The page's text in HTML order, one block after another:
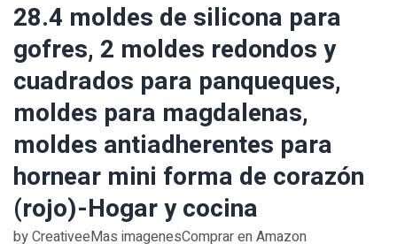
28.4 moldes de silicona para
gofres, 2 moldes redondos y
cuadrados para panqueques,
moldes para magdalenas,
moldes antiadherentes para
hornear mini forma de corazón
(rojo)-Hogar y cocina
by CreativeeMas imagenesComprar en Amazon